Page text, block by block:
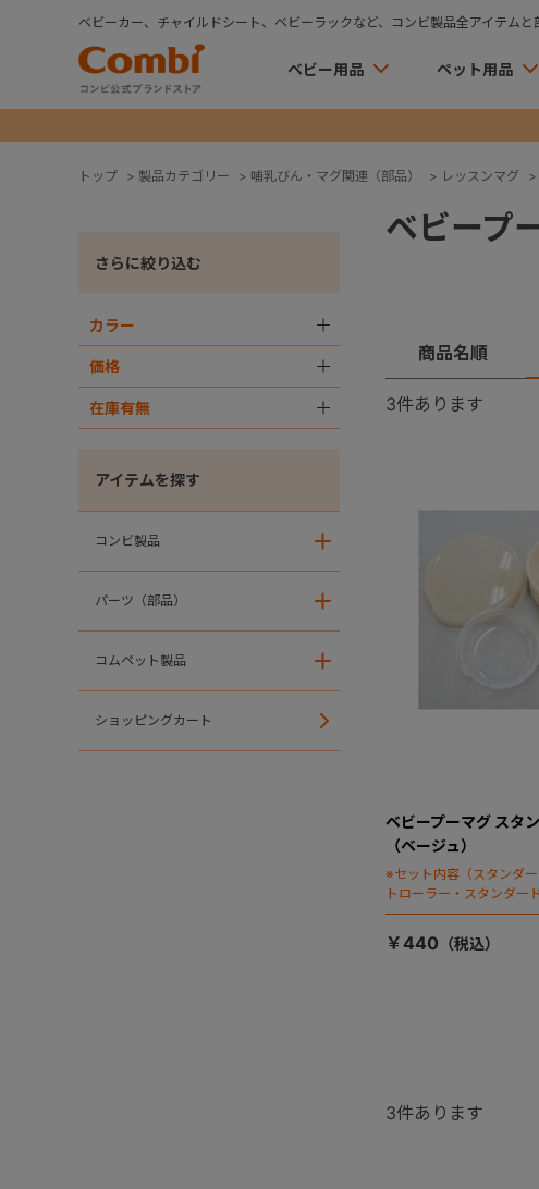
ベビーカー、チャイルドシート、ベビーラックなど、コンビ製品全アイテムと
ベビー用品 ペット用品
トップ > 製品カテゴリー > 哺乳びん・マグ関連（部品） > レッスンマグ >
さらに絞り込む
カラー
価格
在庫有無
アイテムを探す
コンビ製品
パーツ（部品）
コムペット製品
ショッピングカート
ベビープ
商品名順
3件あります
ベビープーマグ スタ
（ベージュ）
※セット内容（スタンダ
トローラー・スタンダー
ン）
￥440
3件あります